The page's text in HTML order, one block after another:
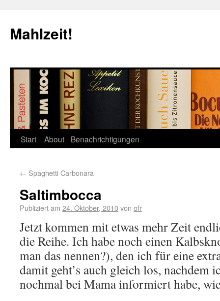
Mahlzeit!
Start About Benachrichtigungen
← Spaghetti Carbonara
Saltimbocca
Publiziert am 24. Oktober, 2010von ofr
Jetzt kommen mit etwas mehr Zeit
die Reihe. Ich habe noch einen
man das nennen?), den ich für eine
damit geht’s auch gleich los, nachdem
nochmal bei Mama informiert habe,